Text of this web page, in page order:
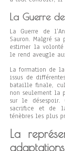
La Guerre
La Guerre de
Sauron. Malgré sa
estimer la volonté
le rend aveugle
La formation de la
issus de
bataille finale,
non seulement la
sur le
sacrifice et de
ténèbres les plus
La
adaptations